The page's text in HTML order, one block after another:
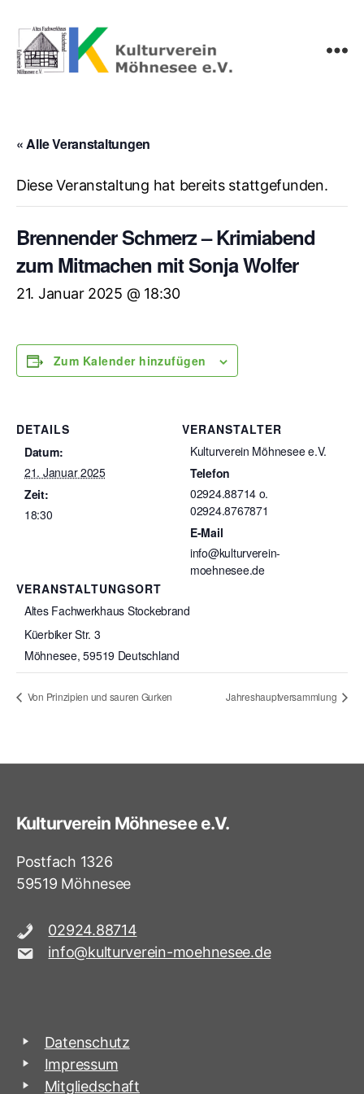
« Alle Veranstaltungen
Diese Veranstaltung hat bereits stattgefunden.
Brennender Schmerz – Krimiabend
zum Mitmachen mit Sonja Wolfer
21. Januar 2025 @ 18:30
Zum Kalender hinzufügen
DETAILS
Datum:
21. Januar 2025
Zeit:
18:30
VERANSTALTUNGSORT
Altes Fachwerkhaus Stockebrand
Küerbiker Str. 3
Möhnesee, 59519 Deutschland
VERANSTALTER
Kulturverein Möhnesee e.V.
Telefon
02924.88714 o.
02924.8767871
E-Mail
info@kulturverein-
moehnesee.de
Von Prinzipien und sauren Gurken Jahreshauptversammlung
Kulturverein Möhnesee e.V.
Postfach 1326
59519 Möhnesee
02924.88714
info@kulturverein-moehnesee.de
Datenschutz
Impressum
Mitgliedschaft